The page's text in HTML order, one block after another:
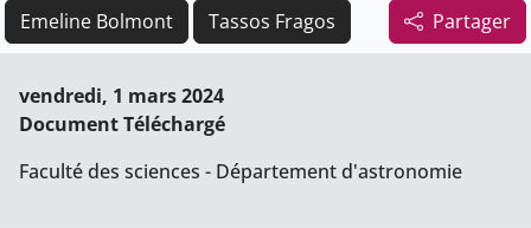
Partager
Emeline Bolmont Tassos Fragos
vendredi, 1 mars 2024
Document Téléchargé
Faculté des sciences - Département d'astronomie